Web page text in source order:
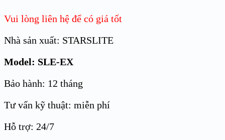
Vui lòng liên hệ để có giá tốt
Nhà sản xuất: STARSLITE
Model: SLE-EX
Bảo hành: 12 tháng
Tư vấn kỹ thuật: miễn phí
Hỗ trợ: 24/7